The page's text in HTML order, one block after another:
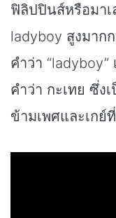
ฟิลิปปินส์หรือมาเ
ladyboy สูงมาก
คำว่า
คำว่า กะเทย ซึ่ง
ข้ามเพศและเก